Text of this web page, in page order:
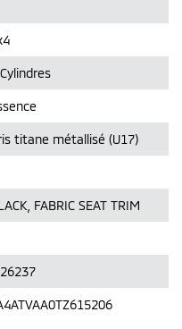
titane métallisé (U17)
FABRIC SEAT TRIM